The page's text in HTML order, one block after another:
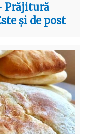
Prăjitură
și de post